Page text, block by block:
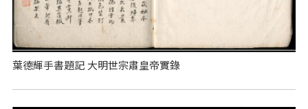
葉德輝手書題記 大明世宗肅皇帝實錄